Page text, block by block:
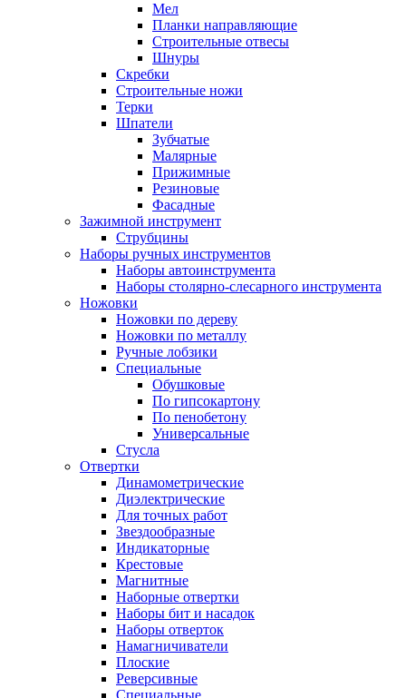
Мел
Планки направляющие
Строительные отвесы
Шнуры
Скребки
Строительные ножи
Терки
Шпатели
Зубчатые
Малярные
Прижимные
Резиновые
Фасадные
Зажимной инструмент
Струбцины
Наборы ручных инструментов
Наборы автоинструмента
Наборы столярно-слесарного инструмента
Ножовки
Ножовки по дереву
Ножовки по металлу
Ручные лобзики
Специальные
Обушковые
По гипсокартону
По пенобетону
Универсальные
Стусла
Отвертки
Динамометрические
Диэлектрические
Для точных работ
Звездообразные
Индикаторные
Крестовые
Магнитные
Наборные отвертки
Наборы бит и насадок
Наборы отверток
Намагничиватели
Плоские
Реверсивные
Специальные